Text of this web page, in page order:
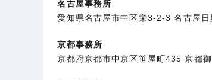
名古屋事務所
愛知県名古屋市中区栄3-2-3 名古屋
京都事務所
京都府京都市中京区笹屋町435 京都